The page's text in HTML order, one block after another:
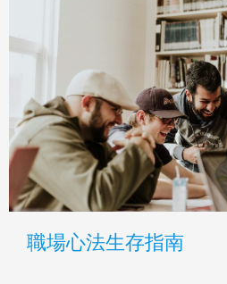
職場心法生存指南